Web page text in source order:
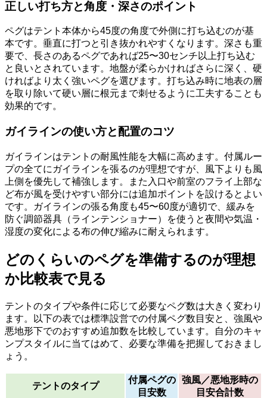
正しい打ち方と角度・深さのポイント
ペグはテント本体から45度の角度で外側に打ち込むのが基
本です。垂直に打つと引き抜かれやすくなります。深さも重
要で、長さのあるペグであれば25〜30センチ以上打ち込む
と良いとされています。地盤が柔らかければさらに深く、硬
ければより太く強いペグを選びます。打ち込み時に地表の層
を取り除いて硬い層に根元まで刺せるように工夫することも
効果的です。
ガイラインの使い方と配置のコツ
ガイラインはテントの耐風性能を大幅に高めます。付属ルー
プの全てにガイラインを張るのが理想ですが、風下よりも風
上側を優先して補強します。また入口や前室のフライ上部な
ど布が風を受けやすい部分には追加ポイントを設けるとよい
です。ガイラインの張る角度も45〜60度が適切で、緩みを
防ぐ調節器具（ラインテンショナー）を使うと夜間や気温・
湿度の変化による布の伸び縮みに耐えられます。
どのくらいのペグを準備するのが理想
か比較表で見る
テントのタイプや条件に応じて必要なペグ数は大きく変わり
ます。以下の表では標準設営での付属ペグ数目安と、強風や
悪地形下でのおすすめ追加数を比較しています。自分のキャ
ンプスタイルに当てはめて、必要な準備を把握しておきまし
ょう。
テントのタイプ
付属ペグの
目安数
強風／悪地形時の
目安合計数